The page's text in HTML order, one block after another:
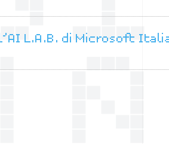
L.A.B. di Microsoft